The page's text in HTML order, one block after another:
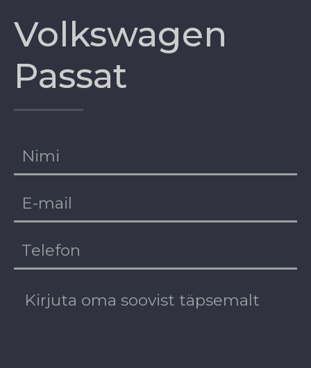
EE RU DE EN FI
Volkswagen
Passat